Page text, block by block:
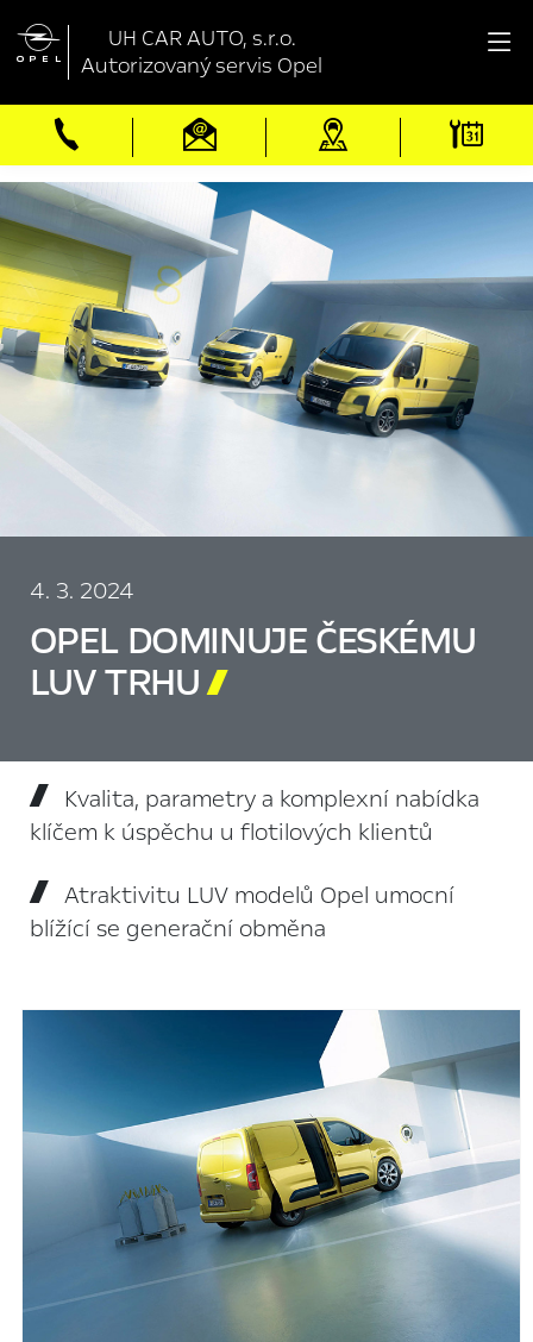

UH CAR AUTO, s.r.o.
Autorizovaný servis Opel
4. 3. 2024
OPEL DOMINUJE ČESKÉMU
LUV TRHU
klíčem k úspěchu u flotilových klientů
Atraktivitu LUV modelů Opel umocní
blížící se generační obměna